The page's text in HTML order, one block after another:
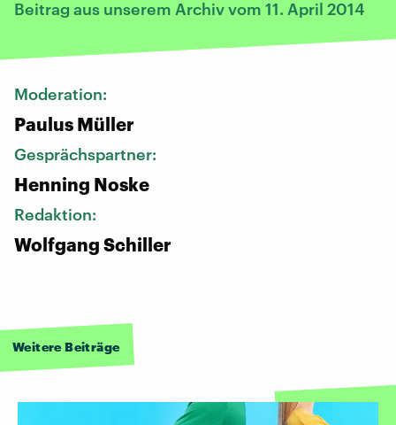
Beitrag aus unserem Archiv vom 11. April 2014
Moderation:
Paulus Müller
Gesprächspartner:
Henning Noske
Redaktion:
Wolfgang Schiller
Weitere Beiträge